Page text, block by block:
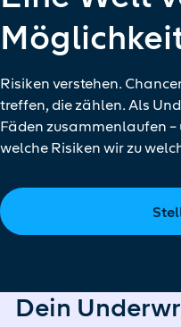
Risiken verstehen.
treffen, die zählen. Als
Fäden zusammenlaufen
welche Risiken wir zu
Dein